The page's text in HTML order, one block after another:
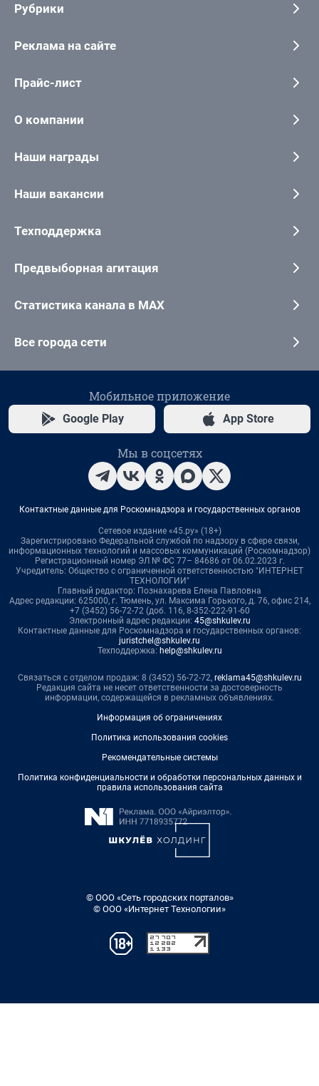
Рубрики
Реклама на сайте
Прайс-лист
О компании
Наши награды
Наши вакансии
Техподдержка
Предвыборная агитация
Статистика канала в MAX
Все города сети
Мобильное приложение
Google Play App Store
Мы в соцсетях
Контактные данные для Роскомнадзора и государственных органов
Сетевое издание «45.ру» (18+)
Зарегистрировано Федеральной службой по надзору в сфере связи,
информационных технологий и массовых коммуникаций (Роскомнадзор)
Регистрационный номер ЭЛ № ФС 77– 84686 от 06.02.2023 г.
Учредитель: Общество с ограниченной ответственностью "ИНТЕРНЕТ
ТЕХНОЛОГИИ"
Главный редактор: Познахарева Елена Павловна
Адрес редакции: 625000, г. Тюмень, ул. Максима Горького, д. 76, офис 214,
+7 (3452) 56-72-72 (доб. 116, 8-352-222-91-60
Электронный адрес редакции: 45@shkulev.ru
Контактные данные для Роскомнадзора и государственных органов:
juristchel@shkulev.ru
Техподдержка: help@shkulev.ru
Связаться с отделом продаж: 8 (3452) 56-72-72, reklama45@shkulev.ru
Редакция сайта не несет ответственности за достоверность
информации, содержащейся в рекламных объявлениях.
Информация об ограничениях
Политика использования cookies
Рекомендательные системы
Политика конфиденциальности и обработки персональных данных и
правила использования сайта
© ООО «Сеть городских порталов»
© ООО «Интернет Технологии»